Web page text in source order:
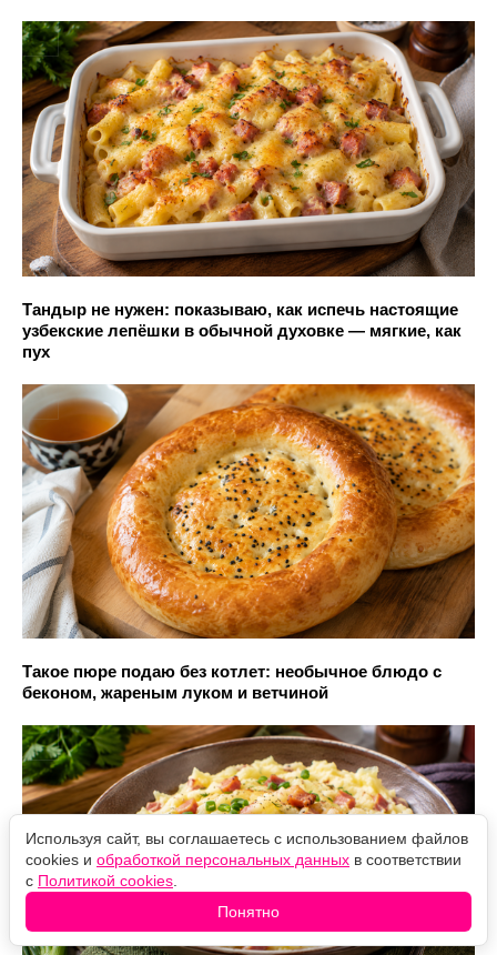
Тандыр не нужен: показываю, как испечь настоящие
узбекские лепёшки в обычной духовке — мягкие, как
пух
Такое пюре подаю без котлет: необычное блюдо с
беконом, жареным луком и ветчиной
Используя сайт, вы соглашаетесь с использованием файлов
cookies и обработкой персональных данных в соответствии
с Политикой cookies
Понятно